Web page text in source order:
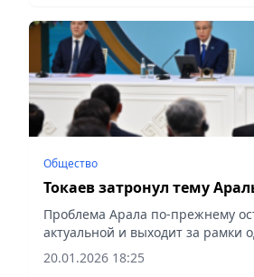
Общество
Токаев затронул тему
Проблема Арала по-прежнему
актуальной и выходит за рамки
государства, сообщает Vecher.kz.
20.01.2026 18:25